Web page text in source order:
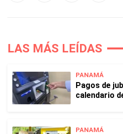
LAS MÁS LEÍDAS
PANAMÁ
Pagos de
calendario
PANAMÁ